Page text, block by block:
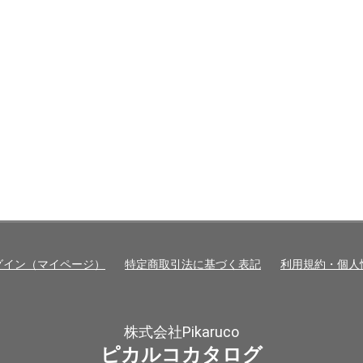
ン（マイページ） 特定商取引法に基づく表記 利用規約・個
株式会社Pikaruco
ピカルコカタログ